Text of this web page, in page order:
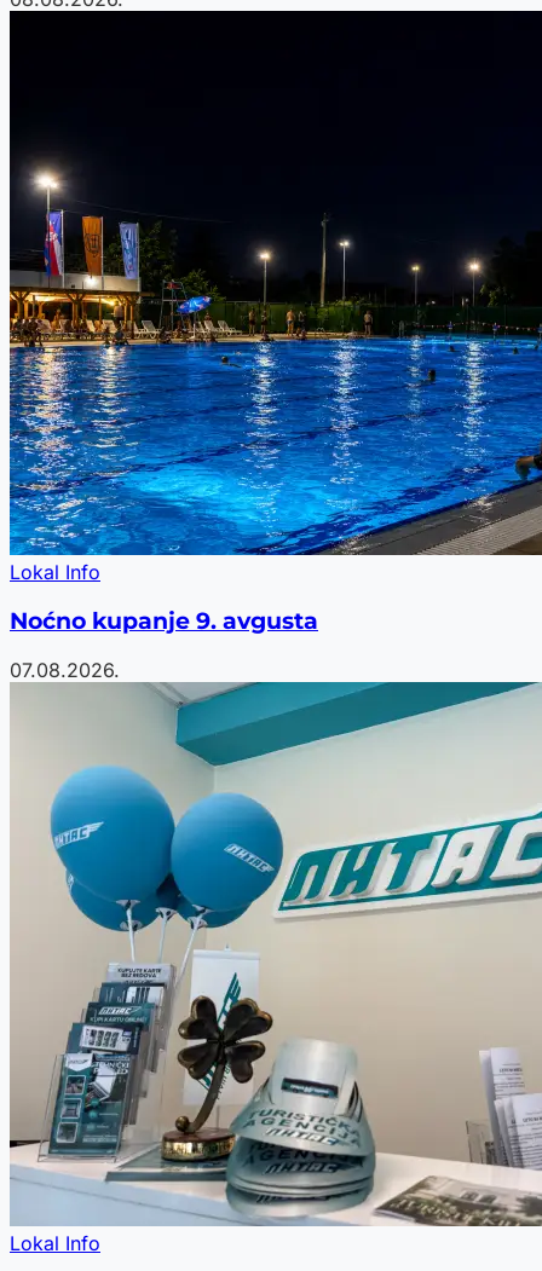
Lokal Info
Noćno kupanje 9. avgusta
07.08.2026.
Lokal Info